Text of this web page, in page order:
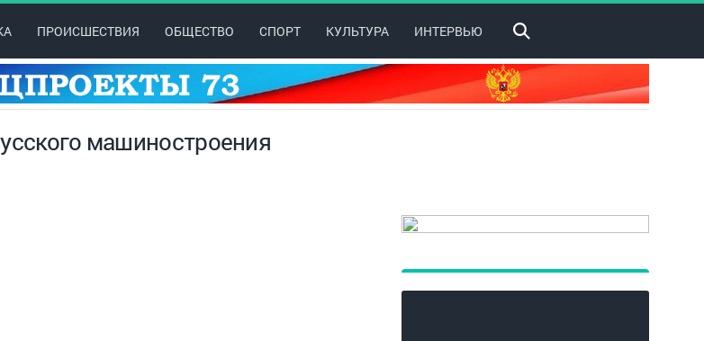
ПРОИСШЕСТВИЯ ОБЩЕСТВО СПОРТ КУЛЬТУРА ИНТЕРВЬЮ
машиностроения